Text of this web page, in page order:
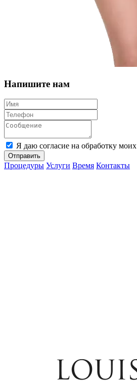
Напишите нам
Я даю согласие на обработку моих
Отправить
Процедуры Услуги Время Контакты